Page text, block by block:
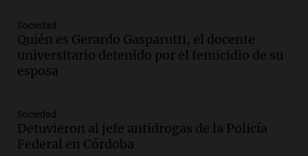
afectan Santa Fe: recomendaciones para
los vecinos
Noticias
Episodios
generan inconvenientes en Córdoba: un
árbol obstaculiza avenidas
Noticias
Sociedad
Quién es Gerardo Gasparutti, el docente
universitario detenido por el femicidio de su
esposa
Sociedad
Detuvieron al jefe antidrogas de la Policía
Federal en Córdoba